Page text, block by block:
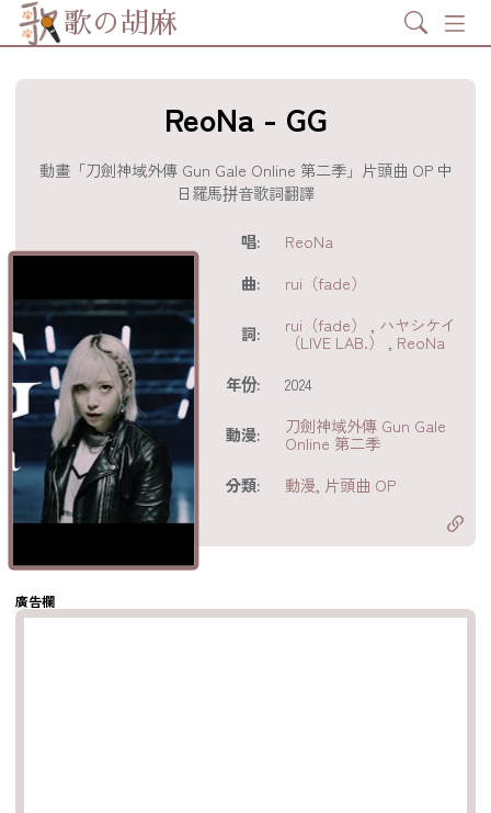
歌の胡麻 Search
ReoNa - GG
動畫「刀劍神域外傳 Gun Gale Online 第二季」片頭曲 OP 中
日羅馬拼音歌詞翻譯
唱:
ReoNa
曲:
rui（fade）
詞: rui（fade） ハヤシケイ
（LIVE LAB.）
ReoNa
年份:
2024
動漫: 刀劍神域外傳 Gun Gale
Online 第二季
分類:
動漫 片頭曲 OP
分享至
享至 X
分享至
製鏈結
廣告欄